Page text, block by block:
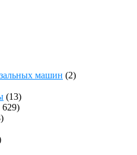
машин (2)
(13)
629)